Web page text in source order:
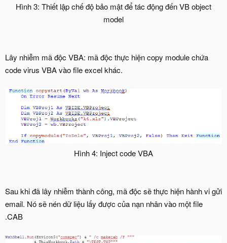
Hình 3: Thiết lập chế độ bảo mật để tác động đến VB object
model​
Lây nhiễm mã độc VBA: mã độc thực hiện copy module chứa
code virus VBA vào file excel khác.
Hình 4: Inject code VBA​
Sau khi đã lây nhiễm thành công, mã độc sẽ thực hiện hành vi gửi
email. Nó sẽ nén dữ liệu lấy được của nạn nhân vào một file
.CAB